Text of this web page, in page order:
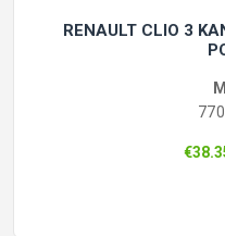
RENAULT CLIO 3